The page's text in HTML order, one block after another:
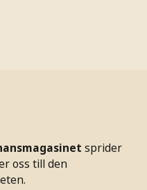
sprider
oss till den